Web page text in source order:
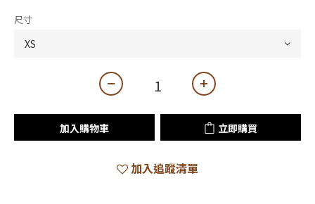
尺寸
加入購物車 立即購買
加入追蹤清單